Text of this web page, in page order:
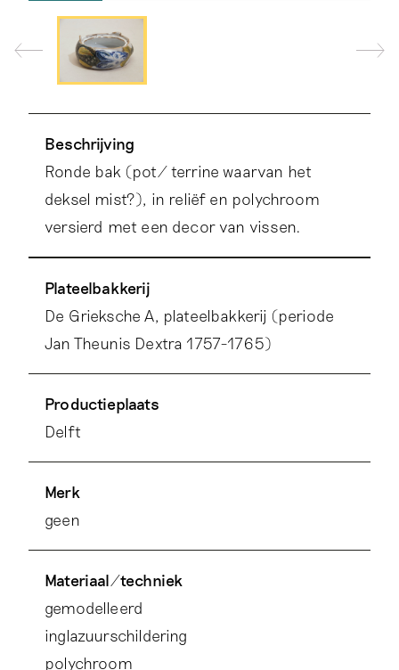
Beschrijving
Ronde bak (pot/ terrine waarvan het
deksel mist?), in reliëf en polychroom
versierd met een decor van vissen.
Plateelbakkerij
De Grieksche A, plateelbakkerij (periode
Jan Theunis Dextra 1757-1765)
Productieplaats
Delft
Merk
geen
Materiaal/techniek
gemodelleerd
inglazuurschildering
polychroom